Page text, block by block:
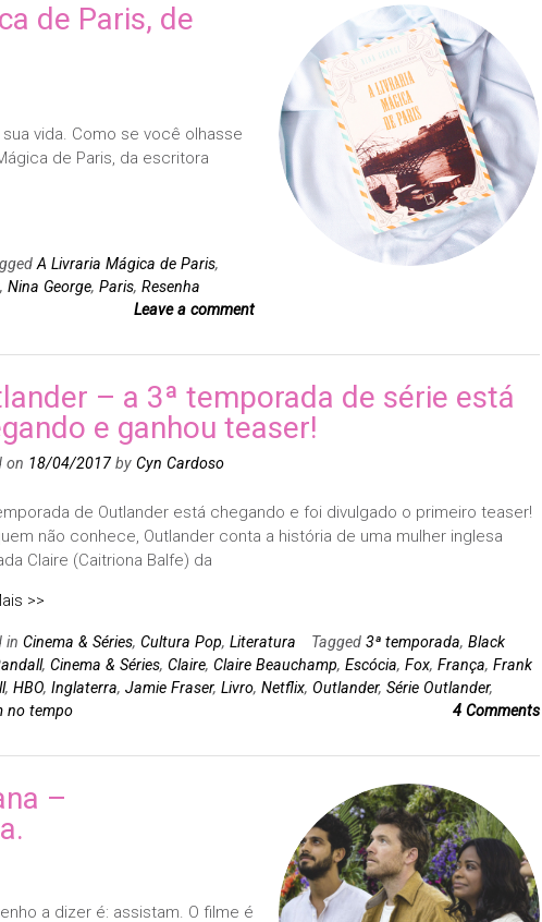
de Paris, de
vida. Como se você olhasse
de Paris, da escritora
A Livraria Mágica de Paris,
, Nina George, Paris, Resenha
Leave a comment
– a 3ª temporada de série está
e ganhou teaser!
on 18/04/2017by Cyn Cardoso
de Outlander está chegando e foi divulgado o primeiro teaser!
não conhece, Outlander conta a história de uma mulher inglesa
Claire (Caitriona Balfe) da
>>
in Cinema & Séries, Cultura Pop, Literatura Tagged 3ª temporada, Black
, Cinema & Séries, Claire, Claire Beauchamp, Escócia, Fox, França, Frank
, HBO, Inglaterra, Jamie Fraser, Livro, Netflix, Outlander, Série Outlander,
no tempo
4 Comments
–
a dizer é: assistam. O filme é